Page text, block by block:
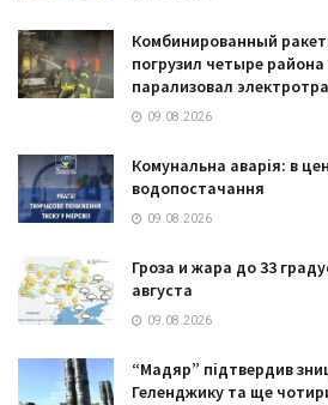
Комбинированный
погрузил четыре района
парализовал
09.08.2026
Комунальна аварія: в
водопостачання
09.08.2026
Гроза и жара до 33
августа
09.08.2026
“Мадяр” підтвердив
Геленджику та ще